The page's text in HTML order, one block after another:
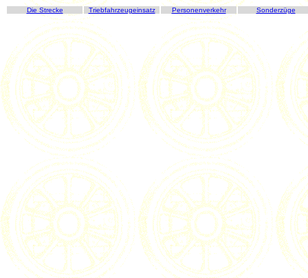
Die Strecke Triebfahrzeugeinsatz Personenverkehr Sonderzüge